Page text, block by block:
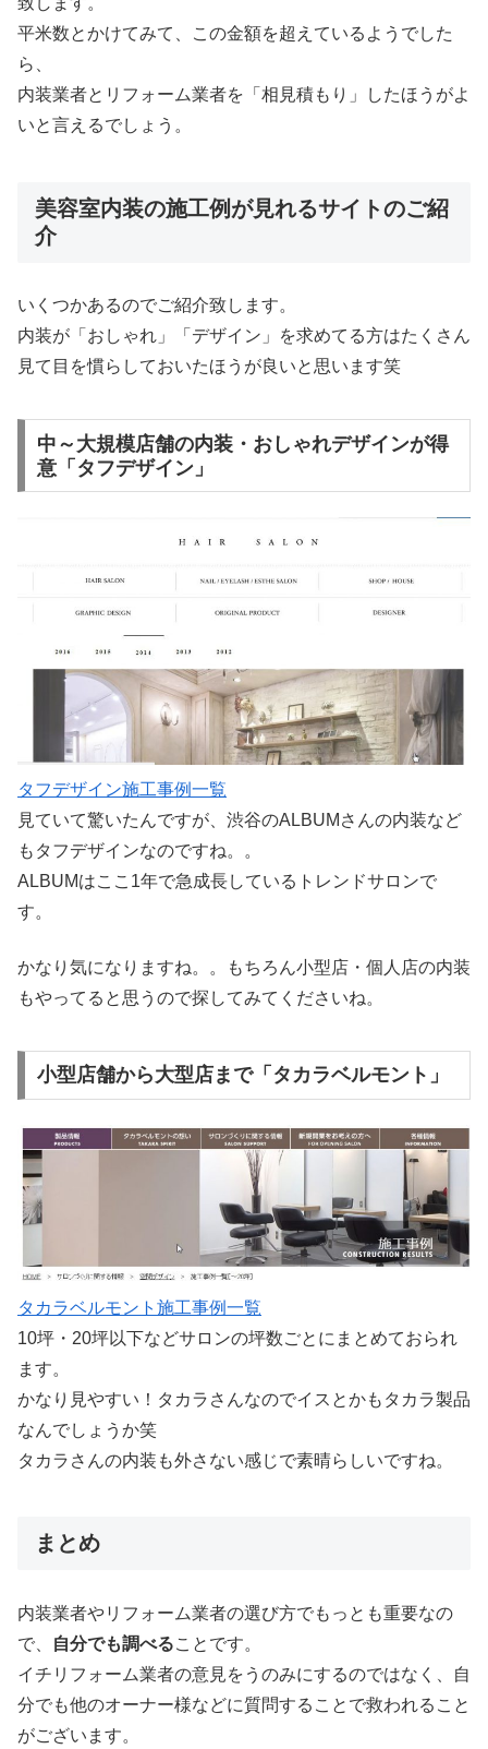
平米数とかけてみて、この金額を超えているようでした
ら、
内装業者とリフォーム業者を「相見積もり」したほうがよ
いと言えるでしょう。
美容室内装の施工例が見れるサイトのご紹
介
いくつかあるのでご紹介致します。
内装が「おしゃれ」「デザイン」を求めてる方はたくさん
見て目を慣らしておいたほうが良いと思います笑
中～大規模店舗の内装・おしゃれデザインが得
意「タフデザイン」
タフデザイン施工事例一覧
見ていて驚いたんですが、渋谷のALBUMさんの内装など
もタフデザインなのですね。。
ALBUMはここ1年で急成長しているトレンドサロンで
す。
かなり気になりますね。。もちろん小型店・個人店の内装
もやってると思うので探してみてくださいね。
小型店舗から大型店まで「タカラベルモント」
タカラベルモント施工事例一覧
10坪・20坪以下などサロンの坪数ごとにまとめておられ
ます。
かなり見やすい！タカラさんなのでイスとかもタカラ製品
なんでしょうか笑
タカラさんの内装も外さない感じで素晴らしいですね。
まとめ
内装業者やリフォーム業者の選び方でもっとも重要なの
で、
自分でも調べることです。
イチリフォーム業者の意見をうのみにするのではなく、自
分でも他のオーナー様などに質問することで救われること
がございます。